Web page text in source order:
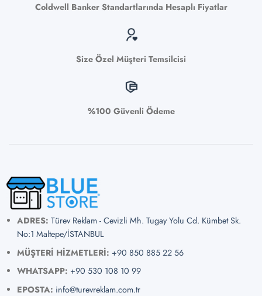
Coldwell Banker Standartlarında Hesaplı Fiyatlar
Size Özel Müşteri Temsilcisi
%100 Güvenli Ödeme
ADRES: Türev Reklam - Cevizli Mh. Tugay Yolu Cd. Kümbet Sk.
No:1 Maltepe/İSTANBUL
MÜŞTERİ HİZMETLERİ: +90 850 885 22 56
WHATSAPP: +90 530 108 10 99
EPOSTA: info@turevreklam.com.tr